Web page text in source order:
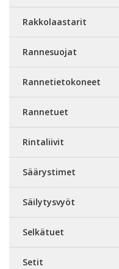
Rakkolaastarit
Rannesuojat
Rannetietokoneet
Rannetuet
Rintaliivit
Säärystimet
Säilytysvyöt
Selkätuet
Setit